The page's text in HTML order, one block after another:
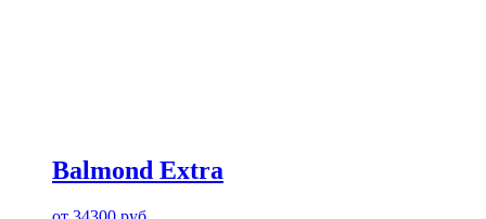
Balmond Extra